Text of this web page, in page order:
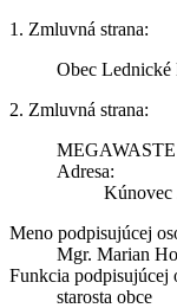
1. Zmluvná strana:
Obec Lednické
2. Zmluvná strana:
Adresa:
Kúnovec
Meno podpisujúcej
Mgr. Marian
Funkcia podpisujúcej
starosta obce